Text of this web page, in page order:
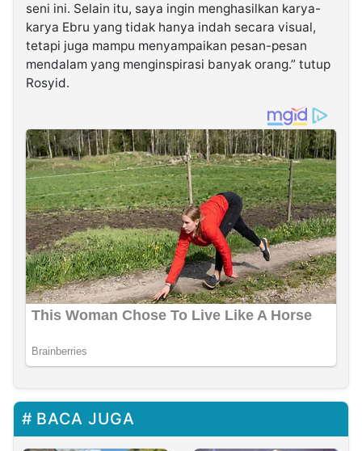
seni ini. Selain itu, saya ingin menghasilkan karya-
karya Ebru yang tidak hanya indah secara visual,
tetapi juga mampu menyampaikan pesan-pesan
mendalam yang menginspirasi banyak orang.” tutup
Rosyid.
BACA JUGA